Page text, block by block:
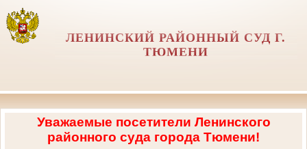
ЛЕНИНСКИЙ РАЙОННЫЙ СУД Г.
ТЮМЕНИ
Уважаемые посетители Ленинского
районного суда города Тюмени!